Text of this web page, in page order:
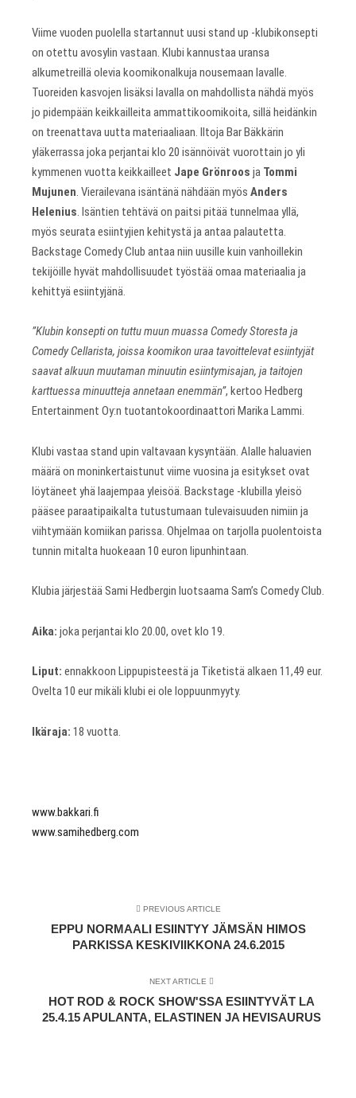
Viime vuoden puolella startannut uusi stand up -klubikonsepti
on otettu avosylin vastaan. Klubi kannustaa uransa
alkumetreillä olevia koomikonalkuja nousemaan lavalle.
Tuoreiden kasvojen lisäksi lavalla on mahdollista nähdä myös
jo pidempään keikkailleita ammattikoomikoita, sillä heidänkin
on treenattava uutta materiaaliaan. Iltoja Bar Bäkkärin
yläkerrassa joka perjantai klo 20 isännöivät vuorottain jo yli
kymmenen vuotta keikkailleet Jape Grönroos ja Tommi
Mujunen. Vierailevana isäntänä nähdään myös Anders
Helenius. Isäntien tehtävä on paitsi pitää tunnelmaa yllä,
myös seurata esiintyjien kehitystä ja antaa palautetta.
Backstage Comedy Club antaa niin uusille kuin vanhoillekin
tekijöille hyvät mahdollisuudet työstää omaa materiaalia ja
kehittyä esiintyjänä.
”Klubin konsepti on tuttu muun muassa Comedy Storesta ja
Comedy Cellarista, joissa koomikon uraa tavoittelevat esiintyjät
saavat alkuun muutaman minuutin esiintymisajan, ja taitojen
karttuessa minuutteja annetaan enemmän”, kertoo Hedberg
Entertainment Oy:n tuotantokoordinaattori Marika Lammi.
Klubi vastaa stand upin valtavaan kysyntään. Alalle haluavien
määrä on moninkertaistunut viime vuosina ja esitykset ovat
löytäneet yhä laajempaa yleisöä. Backstage -klubilla yleisö
pääsee paraatipaikalta tutustumaan tulevaisuuden nimiin ja
viihtymään komiikan parissa. Ohjelmaa on tarjolla puolentoista
tunnin mitalta huokeaan 10 euron lipunhintaan.
Klubia järjestää Sami Hedbergin luotsaama Sam’s Comedy Club.
Aika: joka perjantai klo 20.00, ovet klo 19.
Liput: ennakkoon Lippupisteestä ja Tiketistä alkaen 11,49 eur.
Ovelta 10 eur mikäli klubi ei ole loppuunmyyty.
Ikäraja: 18 vuotta.
www.bakkari.fi
www.samihedberg.com
PREVIOUS ARTICLE
EPPU NORMAALI ESIINTYY JÄMSÄN HIMOS
PARKISSA KESKIVIIKKONA 24.6.2015
NEXT ARTICLE
HOT ROD & ROCK SHOW'SSA ESIINTYVÄT LA
25.4.15 APULANTA, ELASTINEN JA HEVISAURUS